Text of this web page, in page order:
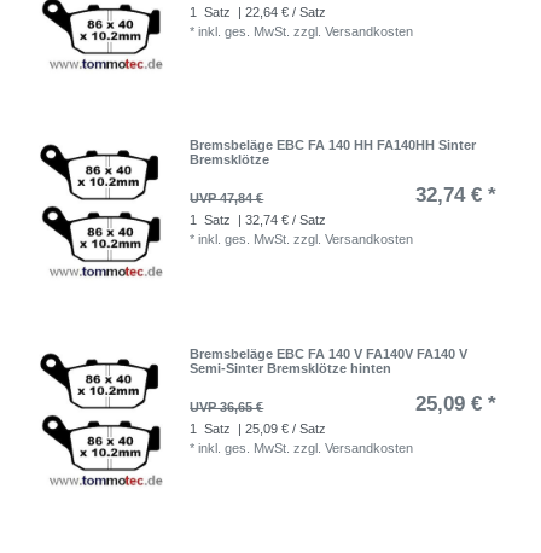
1 Satz
| 22,64 € / Satz
*inkl. ges. MwSt. zzgl.Versandkosten
Bremsbeläge EBC FA 140 HH FA140HH Sinter
Bremsklötze
UVP 47,84 € 32,74 € *
1 Satz
| 32,74 € / Satz
*inkl. ges. MwSt. zzgl.Versandkosten
Bremsbeläge EBC FA 140 V FA140V FA140 V
Semi-Sinter Bremsklötze hinten
UVP 36,65 € 25,09 € *
1 Satz
| 25,09 € / Satz
*inkl. ges. MwSt. zzgl.Versandkosten